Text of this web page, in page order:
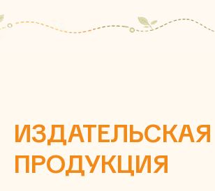
ИЗДАТЕЛЬСКАЯ
ПРОДУКЦИЯ